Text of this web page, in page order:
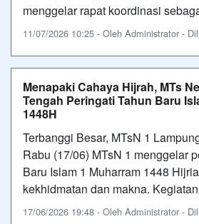
menggelar rapat koordinasi
11/07/2026 10:25 - Oleh Administrator -
Menapaki Cahaya Hijrah, MTs
Tengah Peringati Tahun Baru
1448H
Terbanggi Besar, MTsN 1
Rabu (17/06) MTsN 1 menggelar
Baru Islam 1 Muharram 1448
kekhidmatan dan makna.
17/06/2026 19:48 - Oleh Administrator -